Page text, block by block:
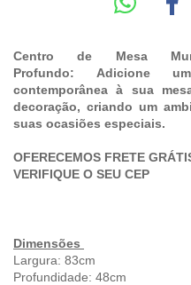
Centro de Mesa
Profundo: Adicione
contemporânea à sua
decoração, criando um
suas ocasiões especiais.
OFERECEMOS FRETE
VERIFIQUE O SEU CEP
Dimensões
Largura: 83cm
Profundidade: 48cm